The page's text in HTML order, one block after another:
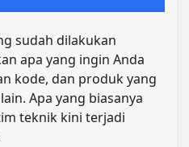
sudah dilakukan
apa yang ingin Anda
kode, dan produk yang
Apa yang biasanya
teknik kini terjadi